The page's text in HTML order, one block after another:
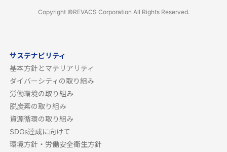
Copyright ©REVACS Corporation All Rights Reserved.
サステナビリティ
基本方針とマテリアリティ
ダイバーシティの取り組み
労働環境の取り組み
脱炭素の取り組み
資源循環の取り組み
SDGs達成に向けて
環境方針・労働安全衛生方針